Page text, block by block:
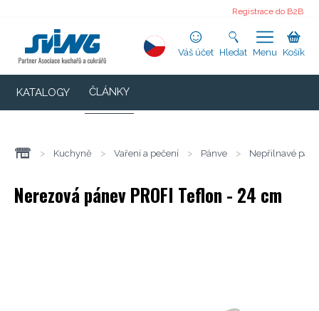
Registrace do B2B
Váš účet Hledat Menu Košík
KATALOGY ČLÁNKY
> Kuchyně > Vaření a pečení > Pánve > Nepřilnavé
Nerezová pánev PROFI Teflon - 24 cm